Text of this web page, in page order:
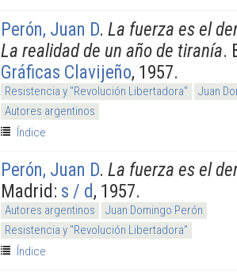
Perón, Juan D. La fuerza es el
La realidad de un año de tiranía.
Gráficas Clavijeño, 1957.
Resistencia y "Revolución Libertadora"
Juan
Autores argentinos
Índice
Perón, Juan D. La fuerza es el
Madrid: s / d, 1957.
Autores argentinos
Juan Domingo Perón
Resistencia y "Revolución Libertadora"
Índice